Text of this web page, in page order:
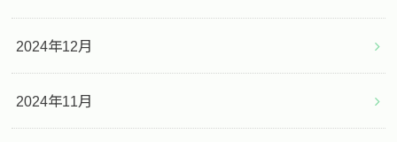
2024年12月
2024年11月